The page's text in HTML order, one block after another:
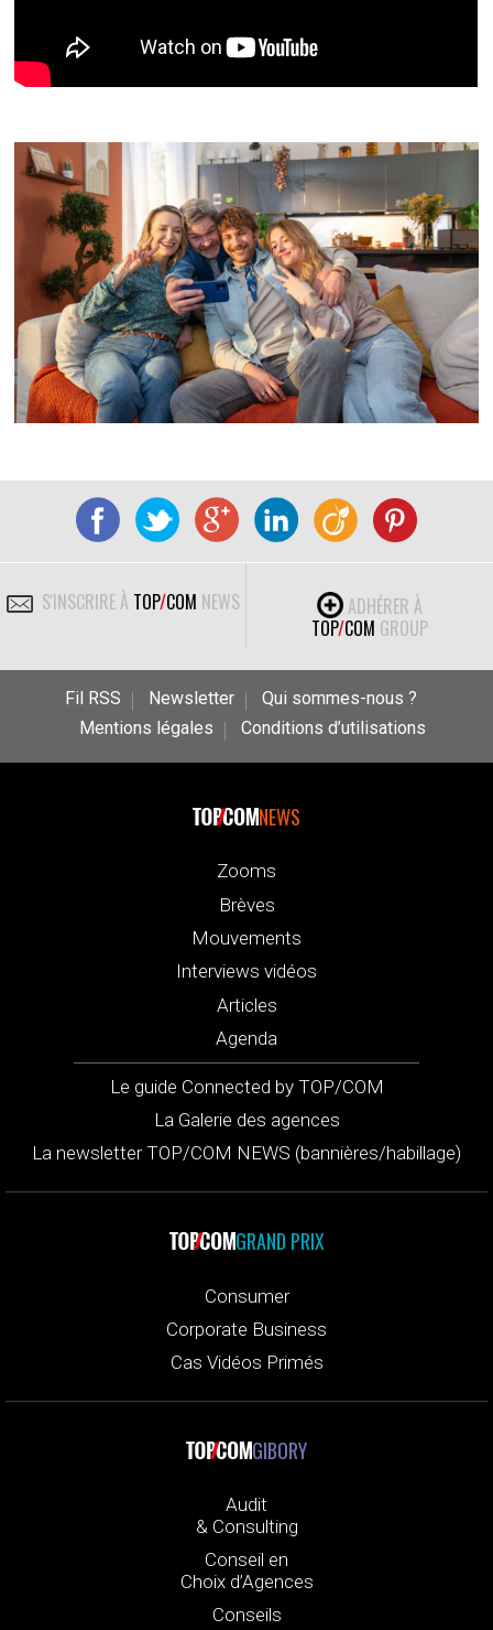
S'INSCRIRE À TOP/COM NEWS
ADHÉRER À
TOP/COM GROUP
Fil RSS Newsletter
Qui sommes-nous ?
Mentions légales
Conditions d’utilisations
NEWS
Zooms
Brèves
Mouvements
Interviews vidéos
Articles
Agenda
Le guide Connected by TOP/COM
La Galerie des agences
La newsletter TOP/COM NEWS (bannières/habillage)
GRAND PRIX
Consumer
Corporate Business
Cas Vidéos Primés
GIBORY
Audit
& Consulting
Conseil en
Choix d’Agences
Conseils